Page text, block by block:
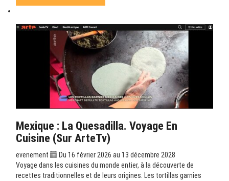
Mexique : La Quesadilla. Voyage En
Cuisine (sur ArteTv)
evenement
Du 16 février 2026 au 13 décembre 2028
Voyage dans les cuisines du monde entier, à la découverte de
recettes traditionnelles et de leurs origines. Les tortillas garnies